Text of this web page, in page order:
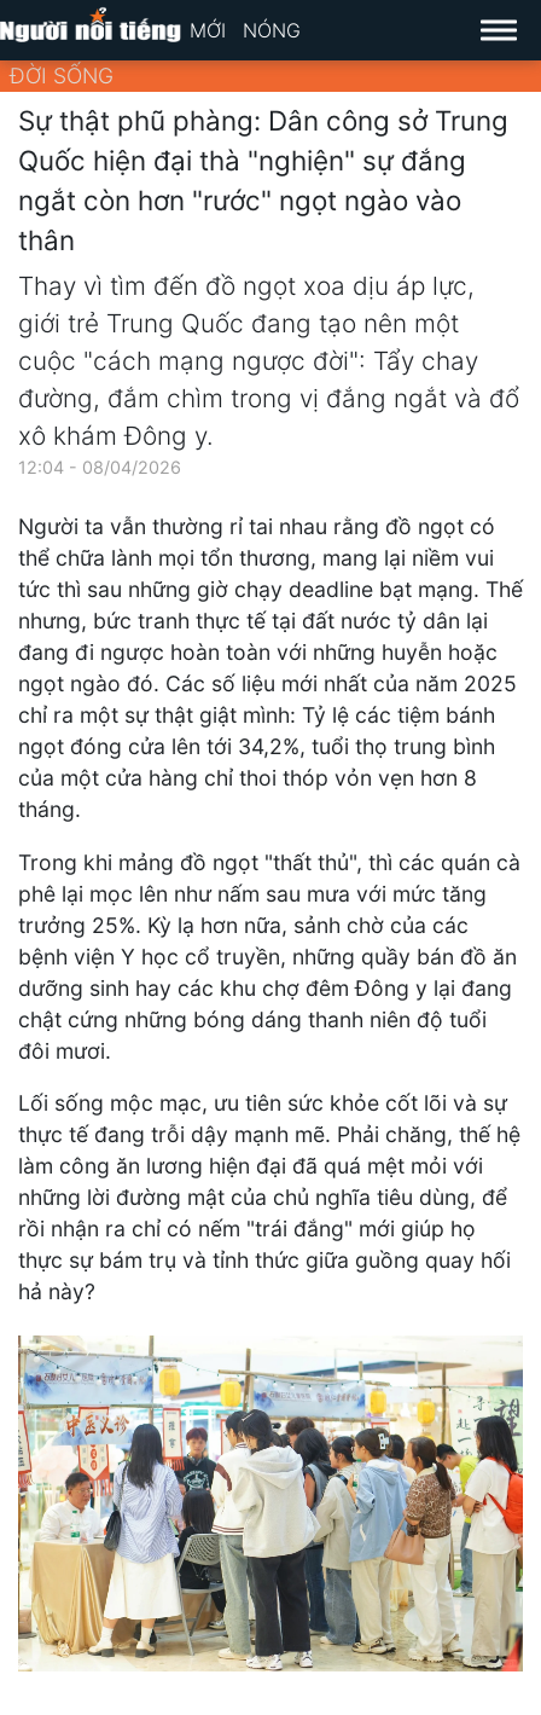
MỚI NÓNG
ĐỜI SỐNG
Sự thật phũ phàng: Dân công sở Trung
Quốc hiện đại thà "nghiện" sự đắng
ngắt còn hơn "rước" ngọt ngào vào
thân
Thay vì tìm đến đồ ngọt xoa dịu áp lực,
giới trẻ Trung Quốc đang tạo nên một
cuộc "cách mạng ngược đời": Tẩy chay
đường, đắm chìm trong vị đắng ngắt và đổ
xô khám Đông y.
12:04 - 08/04/2026
Người ta vẫn thường rỉ tai nhau rằng đồ ngọt có
thể chữa lành mọi tổn thương, mang lại niềm vui
tức thì sau những giờ chạy deadline bạt mạng. Thế
nhưng, bức tranh thực tế tại đất nước tỷ dân lại
đang đi ngược hoàn toàn với những huyễn hoặc
ngọt ngào đó. Các số liệu mới nhất của năm 2025
chỉ ra một sự thật giật mình: Tỷ lệ các tiệm bánh
ngọt đóng cửa lên tới 34,2%, tuổi thọ trung bình
của một cửa hàng chỉ thoi thóp vỏn vẹn hơn 8
tháng.
Trong khi mảng đồ ngọt "thất thủ", thì các quán cà
phê lại mọc lên như nấm sau mưa với mức tăng
trưởng 25%. Kỳ lạ hơn nữa, sảnh chờ của các
bệnh viện Y học cổ truyền, những quầy bán đồ ăn
dưỡng sinh hay các khu chợ đêm Đông y lại đang
chật cứng những bóng dáng thanh niên độ tuổi
đôi mươi.
Lối sống mộc mạc, ưu tiên sức khỏe cốt lõi và sự
thực tế đang trỗi dậy mạnh mẽ. Phải chăng, thế hệ
làm công ăn lương hiện đại đã quá mệt mỏi với
những lời đường mật của chủ nghĩa tiêu dùng, để
rồi nhận ra chỉ có nếm "trái đắng" mới giúp họ
thực sự bám trụ và tỉnh thức giữa guồng quay hối
hả này?